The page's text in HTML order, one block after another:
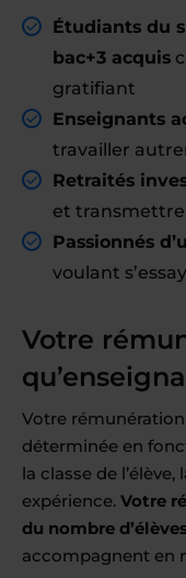
Étudiants du
bac+3 acquis
gratifiant
Enseignants
travailler
Retraités
et transmettre
Passionnés
voulant
Votre
Votre rémunération
déterminée en
la classe de
expérience. Votre
du nombre
accompagnent en